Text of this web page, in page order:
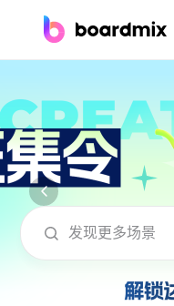
社区资源
下载
会员
企业服务
boardmix在线模